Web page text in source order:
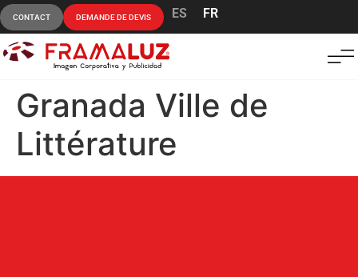
CONTACT DEMANDE DE DEVIS ES FR
Granada Ville de
Littérature